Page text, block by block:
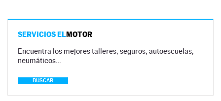
SERVICIOS ELMOTOR
Encuentra los mejores talleres, seguros, autoescuelas,
neumáticos…
BUSCAR